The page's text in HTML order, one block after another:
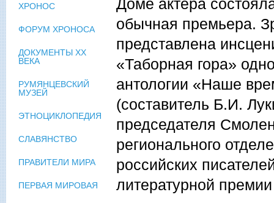
Доме актера
обычная премьера.
представлена
«Таборная гора»
антологии «Наше
(составитель Б.И.
председателя
регионального
российских
литературной
ХРОНОС
ФОРУМ ХРОНОСА
ДОКУМЕНТЫ XX
ВЕКА
РУМЯНЦЕВСКИЙ
МУЗЕЙ
ЭТНОЦИКЛОПЕДИЯ
СЛАВЯНСТВО
ПРАВИТЕЛИ МИРА
ПЕРВАЯ МИРОВАЯ